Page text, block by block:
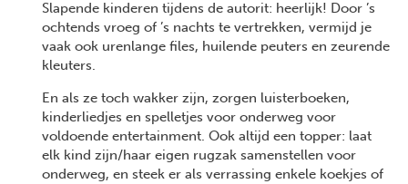
Slapende kinderen tijdens de autorit: heerlijk! Door ’s
ochtends vroeg of ’s nachts te vertrekken, vermijd je
vaak ook urenlange files, huilende peuters en zeurende
kleuters.
En als ze toch wakker zijn, zorgen luisterboeken,
kinderliedjes en spelletjes voor onderweg voor
voldoende entertainment. Ook altijd een topper: laat
elk kind zijn/haar eigen rugzak samenstellen voor
onderweg, en steek er als verrassing enkele koekjes of